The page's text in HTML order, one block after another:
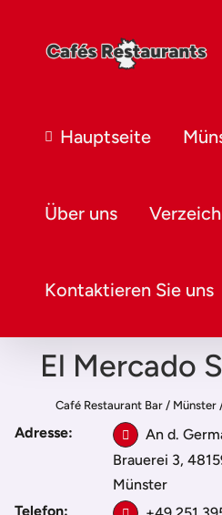
Hauptseite
Über uns
Kontaktieren Sie uns
El Mercado
Café Restaurant Bar/ Münster
Adresse:
An d.
Brauerei 3,
Münster
Telefon: